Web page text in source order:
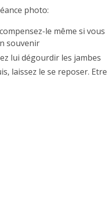
photo:
le même si
souvenir
lui dégourdir les jambes
laissez le se reposer.
bientôt